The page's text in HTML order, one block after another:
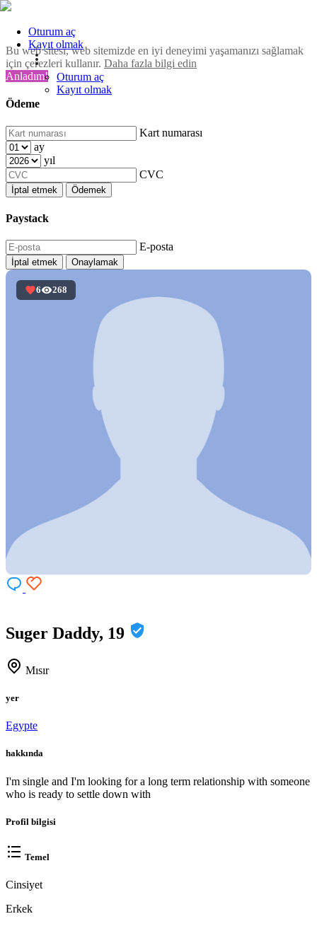
Bu web sitesi, web sitemizde en iyi deneyimi yaşamanızı sağlamak
için çerezleri kullanır. Daha fazla bilgi edin
Anladım!
Ödeme
Kart numarası
ay
yıl
CVC
İptal etmek Ödemek
Paystack
E-posta
İptal etmek Onaylamak
Oturum aç
Kayıt olmak
Oturum aç
Kayıt olmak
6 268
Suger Daddy, 19
Mısır
yer
Egypte
hakkında
I'm single and I'm looking for a long term relationship with someone
who is ready to settle down with
Profil bilgisi
Temel
Cinsiyet
Erkek